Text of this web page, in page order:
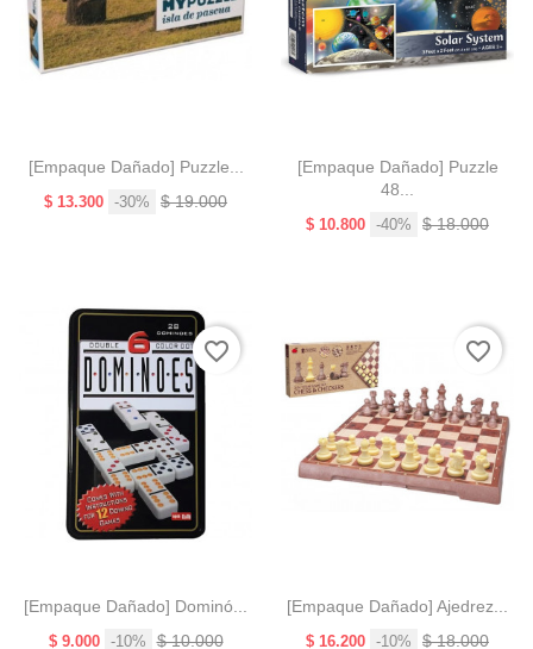
[Empaque Dañado] Puzzle...
Precio
$ 13.300 -30%
Precio
$ 19.000
[Empaque Dañado] Puzzle
48...
Precio
$ 10.800 -40%
Precio
$ 18.000
[Empaque Dañado] Dominó...
Precio
$ 9.000 -10% Precio
$ 10.000
favorite_border
[Empaque Dañado] Ajedrez...
Precio
$ 16.200 -10% Precio
$ 18.000
favorite_border